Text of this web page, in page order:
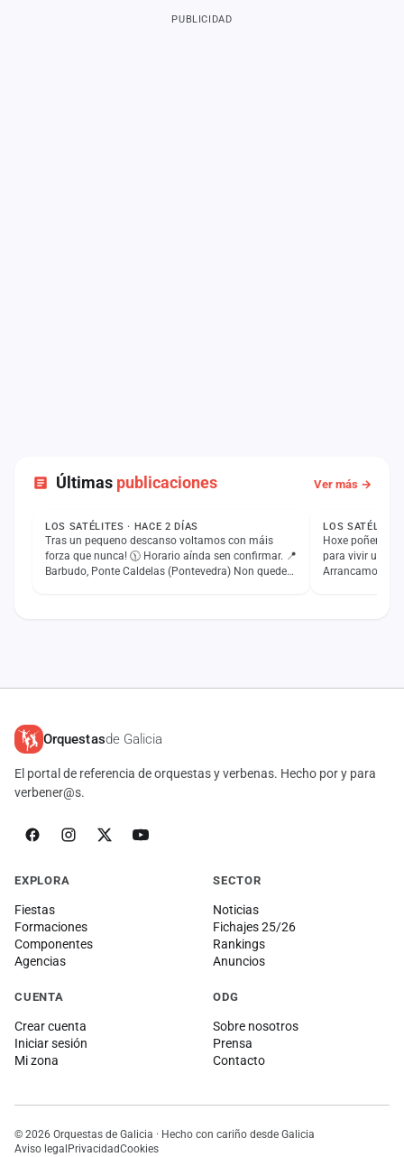
PUBLICIDAD
Últimas publicaciones Ver más →
ESTADO
LOS SATÉLITES · HACE 2 DÍAS
Tras un pequeno descanso voltamos con máis
forza que nunca! 🕦 Horario aínda sen confirmar. 📍
Barbudo, Ponte Caldelas (Pontevedra) Non quedes
ESTADO
LOS
Hoxe poñemos
para vivir unha
Arrancamos ás
Orquestasde Galicia
El portal de referencia de orquestas y verbenas. Hecho por y para
verbener@s.
EXPLORA
Fiestas
Formaciones
Componentes
Agencias
SECTOR
Noticias
Fichajes 25/26
Rankings
Anuncios
CUENTA
Crear cuenta
Iniciar sesión
Mi zona
ODG
Sobre nosotros
Prensa
Contacto
© 2026 Orquestas de Galicia · Hecho con cariño desde Galicia
Aviso legal PrivacidadCookies